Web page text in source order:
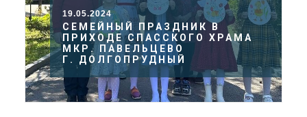
19.05.2024
СЕМЕЙНЫЙ ПРАЗДНИК В
ПРИХОДЕ СПАССКОГО ХРАМА
МКР. ПАВЕЛЬЦЕВО
Г. ДОЛГОПРУДНЫЙ